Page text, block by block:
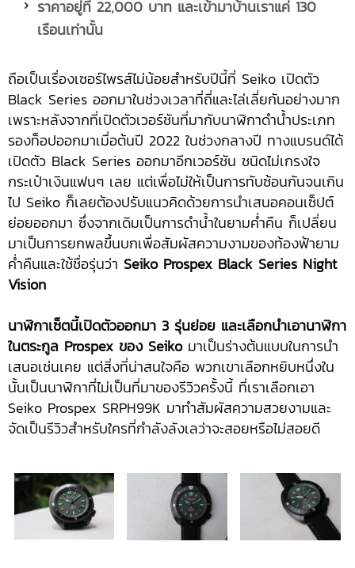
ราคาอยู่ที่ 22,000 บาท และเข้ามาบ้านเราแค่ 130
เรือนเท่านั้น
ถือเป็นเรื่องเซอร์ไพรส์ไม่น้อยสำหรับปีนี้ที่ Seiko เปิดตัว
Black Series ออกมาในช่วงเวลาที่ถี่และไล่เลี่ยกันอย่างมาก
เพราะหลังจากที่เปิดตัวเวอร์ชันที่มากับนาฬิกาดำน้ำประเภท
รองท็อปออกมาเมื่อต้นปี 2022 ในช่วงกลางปี ทางแบรนด์ได้
เปิดตัว Black Series ออกมาอีกเวอร์ชัน ชนิดไม่เกรงใจ
กระเป๋าเงินแฟนๆ เลย แต่เพื่อไม่ให้เป็นการทับซ้อนกันจนเกิน
ไป Seiko ก็เลยต้องปรับแนวคิดด้วยการนำเสนอคอนเซ็ปต์
ย่อยออกมา ซึ่งจากเดิมเป็นการดำน้ำในยามค่ำคืน ก็เปลี่ยน
มาเป็นการยกพลขึ้นบกเพื่อสัมผัสความงามของท้องฟ้ายาม
ค่ำคืนและใช้ชื่อรุ่นว่า Seiko Prospex Black Series Night
Vision
นาฬิกาเซ็ตนี้เปิดตัวออกมา 3 รุ่นย่อย และเลือกนำเอานาฬิกา
ในตระกูล Prospex ของ Seikoมาเป็นร่างต้นแบบในการนำ
เสนอเช่นเคย แต่สิ่งที่น่าสนใจคือ พวกเขาเลือกหยิบหนึ่งใน
นั้นเป็นนาฬิกาที่ไม่เป็นที่มาของรีวิวครั้งนี้ ที่เราเลือกเอา
Seiko Prospex SRPH99K มาทำสัมผัสความสวยงามและ
จัดเป็นรีวิวสำหรับใครที่กำลังลังเลว่าจะสอยหรือไม่สอยดี